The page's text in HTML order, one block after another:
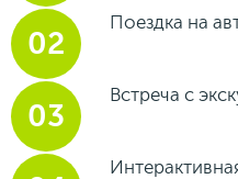
Поездка на
Встреча с